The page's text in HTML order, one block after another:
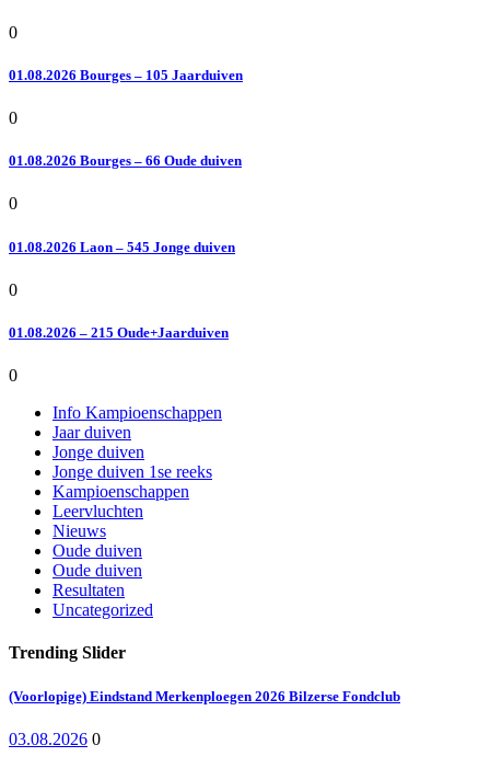
0
01.08.2026 Bourges – 105 Jaarduiven
0
01.08.2026 Bourges – 66 Oude duiven
0
01.08.2026 Laon – 545 Jonge duiven
0
01.08.2026 – 215 Oude+Jaarduiven
0
Info Kampioenschappen
Jaar duiven
Jonge duiven
Jonge duiven 1se reeks
Kampioenschappen
Leervluchten
Nieuws
Oude duiven
Oude duiven
Resultaten
Uncategorized
Trending Slider
(Voorlopige) Eindstand Merkenploegen 2026 Bilzerse Fondclub
03.08.2026 0